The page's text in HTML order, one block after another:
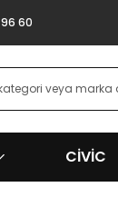
60
CIVIC